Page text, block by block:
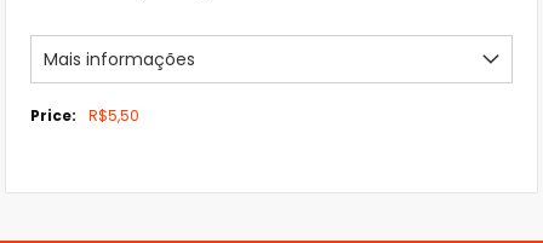
Mais informações
Mais
R$5,50